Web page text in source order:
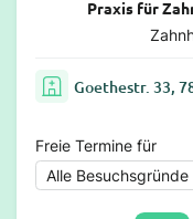
Praxis für
Goethestr. 33,
Freie Termine für